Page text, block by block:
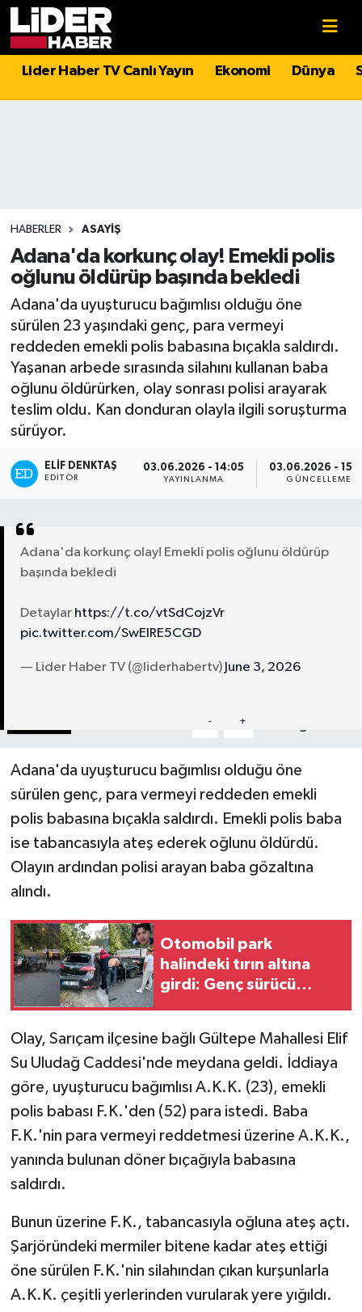
Lider Haber TV Canlı Yayın Ekonomi Dünya
HABERLER ASAYIŞ
Adana'da korkunç olay! Emekli polis
oğlunu öldürüp başında bekledi
Adana'da uyuşturucu bağımlısı olduğu öne
sürülen 23 yaşındaki genç, para vermeyi
reddeden emekli polis babasına bıçakla saldırdı.
Yaşanan arbede sırasında silahını kullanan baba
oğlunu öldürürken, olay sonrası polisi arayarak
teslim oldu. Kan donduran olayla ilgili soruşturma
sürüyor.
ELIF DENKTAŞ
EDITÖR
03.06.2026 - 14:05
YAYINLANMA
03.06.2026 -
GÜNCELLEME
Adana'da korkunç olay! Emekli polis oğlunu öldürüp
başında bekledi
Detaylar https://t.co/vtSdCojzVr
pic.twitter.com/SwEIRE5CGD
— Lider Haber TV (@liderhabertv) June 3, 2026
- +
Adana'da uyuşturucu bağımlısı olduğu öne
sürülen genç, para vermeyi reddeden emekli
polis babasına bıçakla saldırdı. Emekli polis baba
ise tabancasıyla ateş ederek oğlunu öldürdü.
Olayın ardından polisi arayan baba gözaltına
alındı.
Otomobil park
halindeki tırın altına
girdi: Genç sürücü
Olay, Sarıçam ilçesine bağlı Gültepe Mahallesi Elif
Su Uludağ Caddesi'nde meydana geldi. İddiaya
göre, uyuşturucu bağımlısı A.K.K. (23), emekli
polis babası F.K.'den (52) para istedi. Baba
F.K.'nin para vermeyi reddetmesi üzerine A.K.K.,
yanında bulunan döner bıçağıyla babasına
saldırdı.
Bunun üzerine F.K., tabancasıyla oğluna ateş açtı.
Şarjöründeki mermiler bitene kadar ateş ettiği
öne sürülen F.K.'nin silahından çıkan kurşunlarla
A.K.K. çeşitli yerlerinden vurularak yere yığıldı.
Politika
Magazin
Spor
Sağlık
Teknoloji
Turizm
Kültür - Sanat
Lider Haber TV Canlı Yayın izle
Hava Durumu
Süper Lig Puan Durumu ve Fikstür
Tüm Manşetler
Son Dakika Haberleri
Haber Arşivi